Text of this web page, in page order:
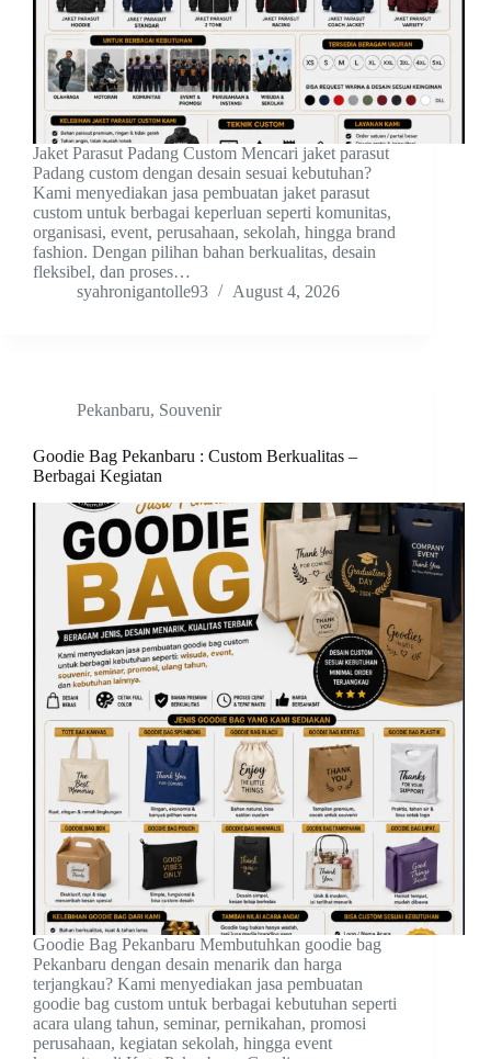
Jaket Parasut Padang Custom Mencari jaket parasut
Padang custom dengan desain sesuai kebutuhan?
Kami menyediakan jasa pembuatan jaket parasut
custom untuk berbagai keperluan seperti komunitas,
organisasi, event, perusahaan, sekolah, hingga brand
fashion. Dengan pilihan bahan berkualitas, desain
fleksibel, dan proses…
syahronigantolle93
August 4, 2026
Pekanbaru, Souvenir
Goodie Bag Pekanbaru : Custom Berkualitas –
Berbagai Kegiatan
Goodie Bag Pekanbaru Membutuhkan goodie bag
Pekanbaru dengan desain menarik dan harga
terjangkau? Kami menyediakan jasa pembuatan
goodie bag custom untuk berbagai kebutuhan seperti
acara ulang tahun, seminar, pernikahan, promosi
perusahaan, kegiatan sekolah, hingga event